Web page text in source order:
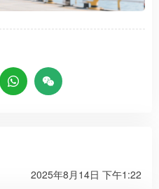
2025年8月14日 下午1:22